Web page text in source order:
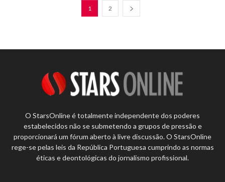
1 2
O StarsOnline é totalmente independente dos poderes
estabelecidos não se submetendo a grupos de pressão e
proporcionará um fórum aberto à livre discussão. O StarsOnline
rege-se pelas leis da República Portuguesa cumprindo as normas
éticas e deontológicas do jornalismo profissional.